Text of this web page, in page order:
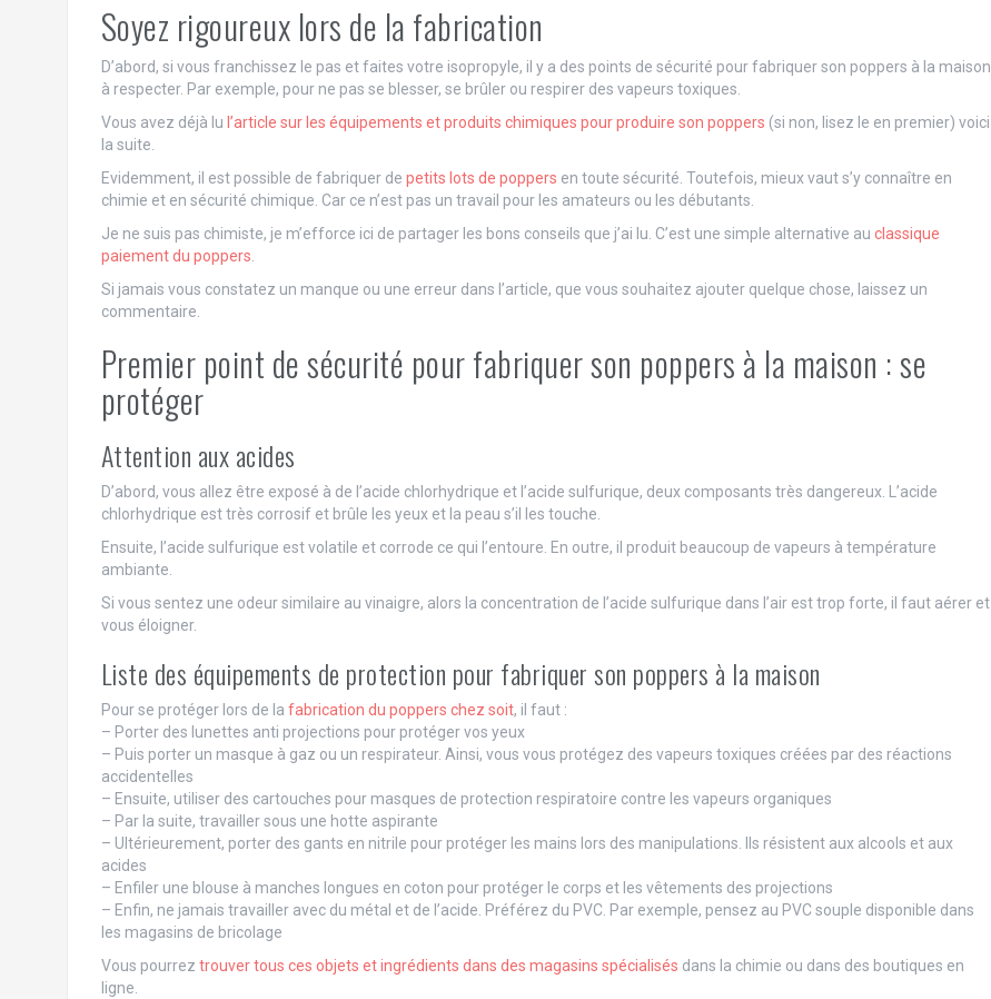
Soyez rigoureux lors de la fabrication
D’abord, si vous franchissez le pas et faites votre isopropyle, il y a des points de sécurité pour fabriquer son poppers à la maison
à respecter. Par exemple, pour ne pas se blesser, se brûler ou respirer des vapeurs toxiques.
Vous avez déjà lu l’article sur les équipements et produits chimiques pour produire son poppers (si non, lisez le en premier) voici
la suite.
Evidemment, il est possible de fabriquer de petits lots de poppers en toute sécurité. Toutefois, mieux vaut s’y connaître en
chimie et en sécurité chimique. Car ce n’est pas un travail pour les amateurs ou les débutants.
Je ne suis pas chimiste, je m’efforce ici de partager les bons conseils que j’ai lu. C’est une simple alternative au classique
paiement du poppers
Si jamais vous constatez un manque ou une erreur dans l’article, que vous souhaitez ajouter quelque chose, laissez un
commentaire.
Premier point de sécurité pour fabriquer son poppers à la maison : se
protéger
Attention aux acides
D’abord, vous allez être exposé à de l’acide chlorhydrique et l’acide sulfurique, deux composants très dangereux. L’acide
chlorhydrique est très corrosif et brûle les yeux et la peau s’il les touche.
Ensuite, l’acide sulfurique est volatile et corrode ce qui l’entoure. En outre, il produit beaucoup de vapeurs à température
ambiante.
Si vous sentez une odeur similaire au vinaigre, alors la concentration de l’acide sulfurique dans l’air est trop forte, il faut aérer et
vous éloigner.
Liste des équipements de protection pour fabriquer son poppers à la maison
Pour se protéger lors de la fabrication du poppers chez soit, il faut :
– Porter des lunettes anti projections pour protéger vos yeux
– Puis porter un masque à gaz ou un respirateur. Ainsi, vous vous protégez des vapeurs toxiques créées par des réactions
accidentelles
– Ensuite, utiliser des cartouches pour masques de protection respiratoire contre les vapeurs organiques
– Par la suite, travailler sous une hotte aspirante
– Ultérieurement, porter des gants en nitrile pour protéger les mains lors des manipulations. Ils résistent aux alcools et aux
acides
– Enfiler une blouse à manches longues en coton pour protéger le corps et les vêtements des projections
– Enfin, ne jamais travailler avec du métal et de l’acide. Préférez du PVC. Par exemple, pensez au PVC souple disponible dans
les magasins de bricolage
Vous pourrez trouver tous ces objets et ingrédients dans des magasins spécialisés dans la chimie ou dans des boutiques en
ligne.